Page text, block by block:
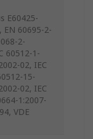
E60425-
EN 60695-2-
2-
60512-1-
02, IEC
15-
02, IEC
1:2007-
VDE